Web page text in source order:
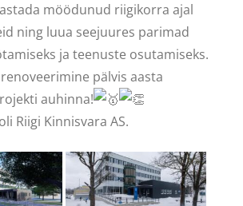
möödunud riigikorra ajal
ning luua seejuures parimad
ja teenuste osutamiseks.
pälvis aasta
auhinna!
Riigi Kinnisvara AS.